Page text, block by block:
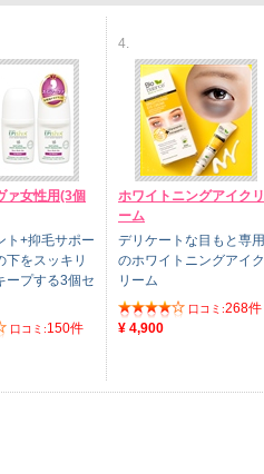
ァ女性用(3個
ト+抑毛サポー
下をスッキリ
ープする3個セ
口コミ:150件
4.
ホワイトニングアイクリ
ーム
デリケートな目もと専用
のホワイトニングアイク
リーム
口コミ:268件
¥ 4,900